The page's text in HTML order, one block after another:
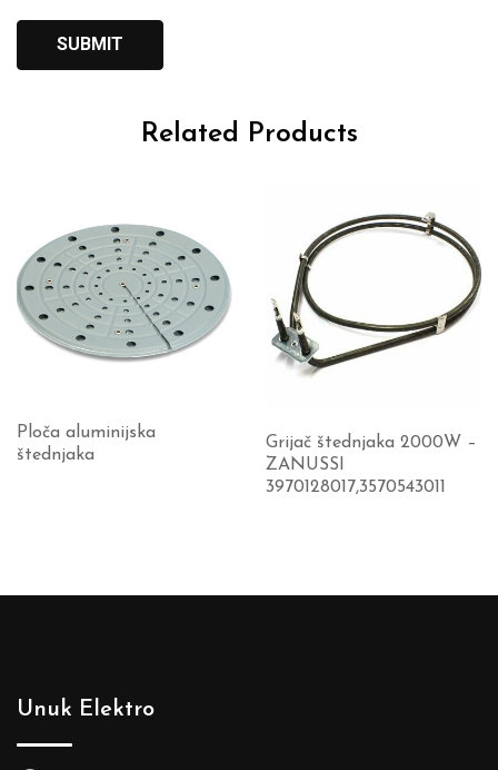
Related Products
Ploča aluminijska
štednjaka
Grijač štednjaka 2000W –
ZANUSSI
3970128017,3570543011
Unuk Elektro